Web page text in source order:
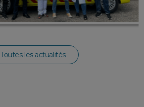
Toutes les actualités